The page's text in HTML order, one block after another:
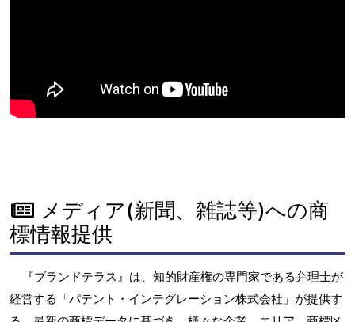
メディア(新聞、雑誌等)への商
標情報提供
『ブランドテラス』は、知的財産権の専門家である弁理士が
経営する「パテント・インテグレーション株式会社」が提供す